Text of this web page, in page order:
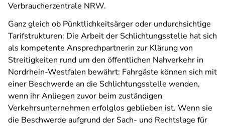
Verbraucherzentrale NRW.
Ganz gleich ob Pünktlichkeitsärger oder undurchsichtige
Tarifstrukturen: Die Arbeit der Schlichtungsstelle hat sich
als kompetente Ansprechpartnerin zur Klärung von
Streitigkeiten rund um den öffentlichen Nahverkehr in
Nordrhein-Westfalen bewährt: Fahrgäste können sich mit
einer Beschwerde an die Schlichtungsstelle wenden,
wenn ihr Anliegen zuvor beim zuständigen
Verkehrsunternehmen erfolglos geblieben ist. Wenn sie
die Beschwerde aufgrund der Sach- und Rechtslage für